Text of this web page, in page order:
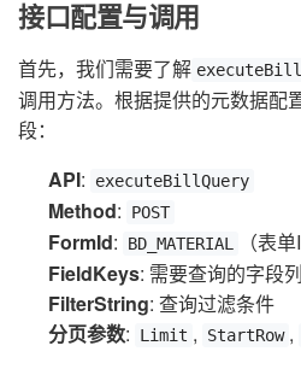
接口配置与调用
首先，我们需要了解
调用方法。根据提供的元数据配
段：
API: executeBillQuery
Method: POST
FormId: BD_MATERIAL
（表单
FieldKeys: 需要查询的字段
FilterString: 查询过滤条件
分页参数: Limit , StartRow ,